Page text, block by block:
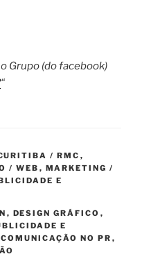
Grupo (do facebook)
“
/ RMC ,
/ WEB , MARKETING /
E
, DESIGN GRÁFICO ,
E
NO PR ,